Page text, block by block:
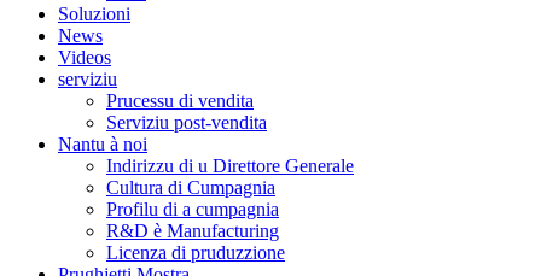
Soluzioni
News
Videos
serviziu
Prucessu di vendita
Serviziu post-vendita
Nantu à noi
Indirizzu di u Direttore Generale
Cultura di Cumpagnia
Profilu di a cumpagnia
R&D è Manufacturing
Licenza di pruduzzione